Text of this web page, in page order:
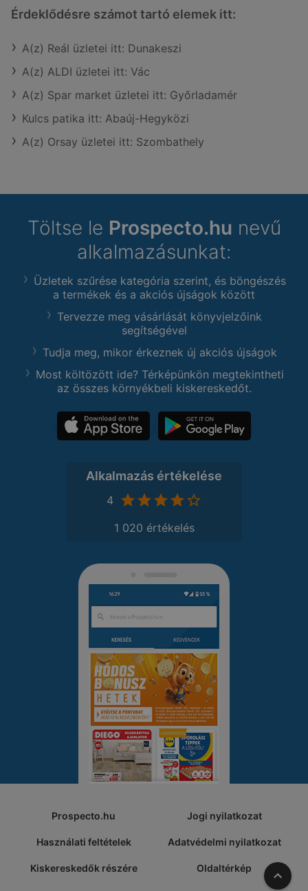
Érdeklődésre számot tartó elemek itt:
A(z) Reál üzletei itt: Dunakeszi
A(z) ALDI üzletei itt: Vác
A(z) Spar market üzletei itt: Győrladamér
Kulcs patika itt: Abaúj-Hegyközi
A(z) Orsay üzletei itt: Szombathely
Töltse le Prospecto.hu nevű
alkalmazásunkat:
Üzletek szűrése kategória szerint, és böngészés
a termékek és a akciós újságok között
Tervezze meg vásárlását könyvjelzőink
segítségével
Tudja meg, mikor érkeznek új akciós újságok
Most költözött ide? Térképünkön megtekintheti
az összes környékbeli kiskereskedőt.
Alkalmazás értékelése
4
1 020 értékelés
Prospecto.hu Jogi nyilatkozat
Használati feltételek Adatvédelmi nyilatkozat
Kiskereskedők részére Oldaltérkép A